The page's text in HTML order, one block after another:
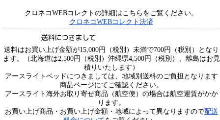
クロネコWEBコレクトの詳細はこちらをご覧ください。
クロネコWEBコレクト決済
送料はお買い上げ金額が15,000円（税別）未満で700円（税別）となり
ます。（北海道は2,500円（税別）沖縄県4,500円（税別）、離島はお見
積りいたします）
アースライトベッドにつきましては、地域別送料のご負担となります
商品ページにてご確認ください。
アースライト海外お取り寄せ商品（航空便）の場合は航空運賃がかか
ります。
お買い上げ商品・お買い上げ金額・地域によって異なりますので配送